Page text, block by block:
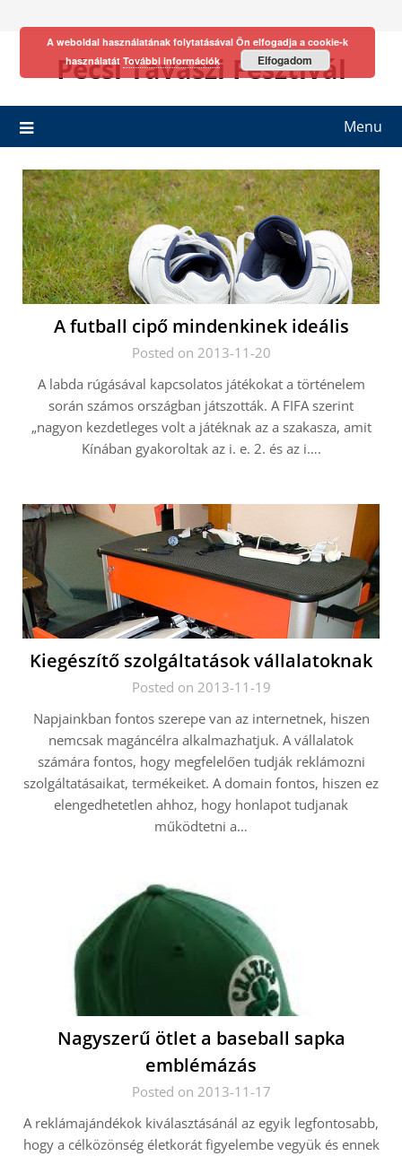
Pécsi Tavaszi Fesztivál
Menu
A futball cipő mindenkinek ideális
Posted on 2013-11-20
A labda rúgásával kapcsolatos játékokat a történelem
során számos országban játszották. A FIFA szerint
„nagyon kezdetleges volt a játéknak az a szakasza, amit
Kínában gyakoroltak az i. e. 2. és az i….
Kiegészítő szolgáltatások vállalatoknak
Posted on 2013-11-19
Napjainkban fontos szerepe van az internetnek, hiszen
nemcsak magáncélra alkalmazhatjuk. A vállalatok
számára fontos, hogy megfelelően tudják reklámozni
szolgáltatásaikat, termékeiket. A domain fontos, hiszen ez
elengedhetetlen ahhoz, hogy honlapot tudjanak
működtetni a…
Nagyszerű ötlet a baseball sapka
emblémázás
Posted on 2013-11-17
A reklámajándékok kiválasztásánál az egyik legfontosabb,
hogy a célközönség életkorát figyelembe vegyük és ennek
A weboldal használatának folytatásával Ön elfogadja a cookie-k
használatát További információk Elfogadom